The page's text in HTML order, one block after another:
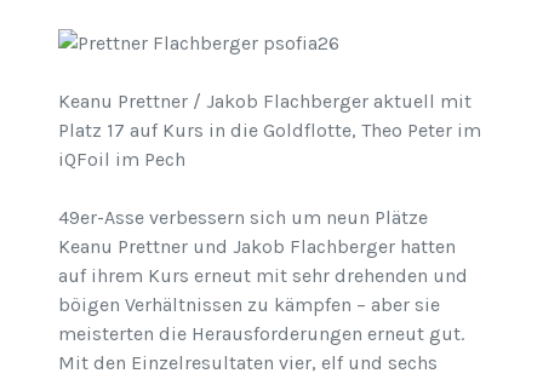
Keanu Prettner / Jakob Flachberger aktuell mit
Platz 17 auf Kurs in die Goldflotte, Theo Peter im
iQFoil im Pech
49er-Asse verbessern sich um neun Plätze
Keanu Prettner und Jakob Flachberger hatten
auf ihrem Kurs erneut mit sehr drehenden und
böigen Verhältnissen zu kämpfen – aber sie
meisterten die Herausforderungen erneut gut.
Mit den Einzelresultaten vier, elf und sechs